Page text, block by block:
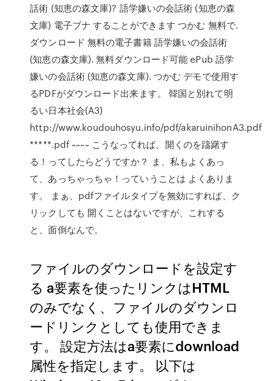
話術 (知恵の森文庫)? 語学嫌いの会話術 (知恵の森
文庫) 電子ブナ することができます つかむ 無料で.
ダウンロード 無料の電子書籍 語学嫌いの会話術
(知恵の森文庫). 無料ダウンロード可能 ePub 語学
嫌いの会話術 (知恵の森文庫). つかむ デモで使用す
るPDFがダウンロード出来ます。 韓国と別れて明
るい日本社会(A3)
http://www.koudouhosyu.info/pdf/akaruinihonA3.pdf
*****.pdf ~~~~ こうなってれば、開くのを躊躇す
る！ってしたらどうですか？ ま、私もよくあっ
て、あっちゃっちゃ！っていうことは よくありま
す。 まぁ、pdfファイルタイプを無効にすれば、ク
リックしても 開くことはないですが、これする
と、面倒なんで。
ファイルのダウンロードを設定す
る a要素を使ったリンクはHTML
のみでなく、ファイルのダウンロ
ードリンクとしても使用できま
す。 設定方法はa要素にdownload
属性を指定します。 以下は